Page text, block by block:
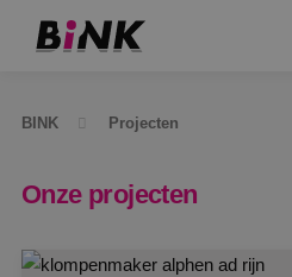
BINK Projecten
Onze projecten